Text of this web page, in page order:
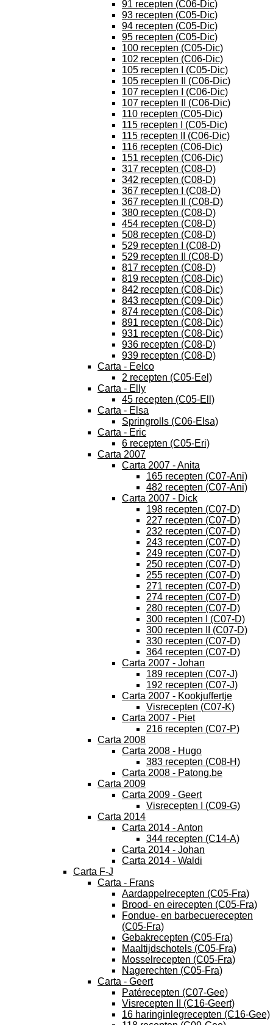
91 recepten (C06-Dic)
93 recepten (C05-Dic)
94 recepten (C05-Dic)
95 recepten (C05-Dic)
100 recepten (C05-Dic)
102 recepten (C06-Dic)
105 recepten I (C05-Dic)
105 recepten II (C06-Dic)
107 recepten I (C06-Dic)
107 recepten II (C06-Dic)
110 recepten (C05-Dic)
115 recepten I (C05-Dic)
115 recepten II (C06-Dic)
116 recepten (C06-Dic)
151 recepten (C06-Dic)
317 recepten (C08-D)
342 recepten (C08-D)
367 recepten I (C08-D)
367 recepten II (C08-D)
380 recepten (C08-D)
454 recepten (C08-D)
508 recepten (C08-D)
529 recepten I (C08-D)
529 recepten II (C08-D)
817 recepten (C08-D)
819 recepten (C08-Dic)
842 recepten (C08-Dic)
843 recepten (C09-Dic)
874 recepten (C08-Dic)
891 recepten (C08-Dic)
931 recepten (C08-Dic)
936 recepten (C08-D)
939 recepten (C08-D)
Carta - Eelco
2 recepten (C05-Eel)
Carta - Elly
45 recepten (C05-Ell)
Carta - Elsa
Springrolls (C06-Elsa)
Carta - Eric
6 recepten (C05-Eri)
Carta 2007
Carta 2007 - Anita
165 recepten (C07-Ani)
482 recepten (C07-Ani)
Carta 2007 - Dick
198 recepten (C07-D)
227 recepten (C07-D)
232 recepten (C07-D)
243 recepten (C07-D)
249 recepten (C07-D)
250 recepten (C07-D)
255 recepten (C07-D)
271 recepten (C07-D)
274 recepten (C07-D)
280 recepten (C07-D)
300 recepten I (C07-D)
300 recepten II (C07-D)
330 recepten (C07-D)
364 recepten (C07-D)
Carta 2007 - Johan
189 recepten (C07-J)
192 recepten (C07-J)
Carta 2007 - Kookjuffertje
Visrecepten (C07-K)
Carta 2007 - Piet
216 recepten (C07-P)
Carta 2008
Carta 2008 - Hugo
383 recepten (C08-H)
Carta 2008 - Patong.be
Carta 2009
Carta 2009 - Geert
Visrecepten I (C09-G)
Carta 2014
Carta 2014 - Anton
344 recepten (C14-A)
Carta 2014 - Johan
Carta 2014 - Waldi
Carta F-J
Carta - Frans
Aardappelrecepten (C05-Fra)
Brood- en eirecepten (C05-Fra)
Fondue- en barbecuerecepten
(C05-Fra)
Gebakrecepten (C05-Fra)
Maaltijdschotels (C05-Fra)
Mosselrecepten (C05-Fra)
Nagerechten (C05-Fra)
Carta - Geert
Patérecepten (C07-Gee)
Visrecepten II (C16-Geert)
16 haringinlegrecepten (C16-Gee)